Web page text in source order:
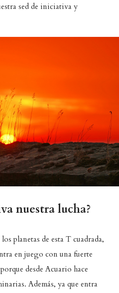
sed de iniciativa y
nuestra lucha?
planetas de esta T cuadrada,
en juego con una fuerte
desde Acuario hace
Además, ya que entra